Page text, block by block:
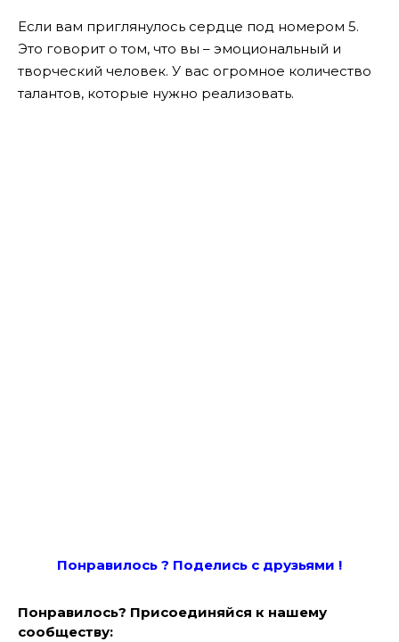
Если вам приглянулось сердце под номером 5.
Это говорит о том, что вы – эмоциональный и
творческий человек. У вас огромное количество
талантов, которые нужно реализовать.
Понравилось ? Поделись с друзьями !
Понравилось? Присоединяйся к нашему
сообществу: